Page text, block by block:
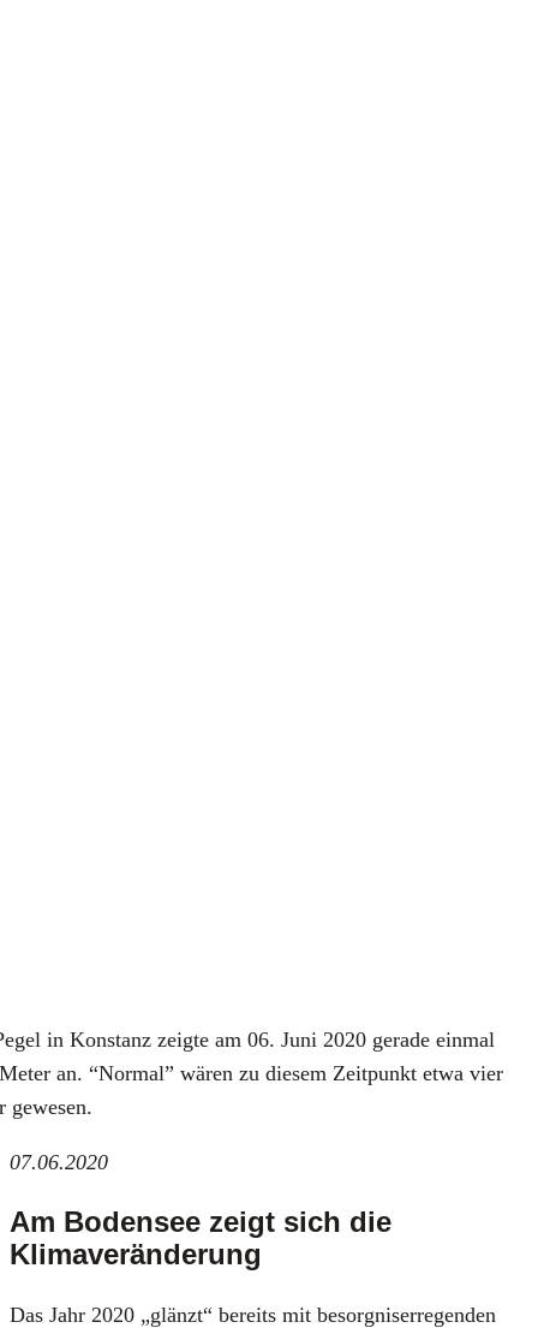
in Kon­stanz zeig­te am 06. Juni 2020 gera­de ein­mal
an. “Nor­mal” wären zu die­sem Zeit­punkt etwa vier
gewe­sen.
07.06.2020
Am Bodensee zeigt sich die
Klimaveränderung
Das Jahr 2020 „glänzt“ bereits mit besorg­nis­er­re­gen­den